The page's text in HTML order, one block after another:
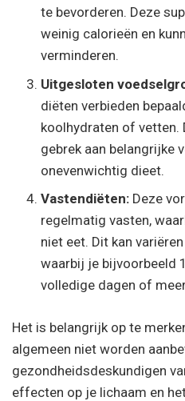
te bevorderen. Deze
weinig calorieën en
verminderen.
Uitgesloten
diëten verbieden
koolhydraten of vetten.
gebrek aan belangrijke
onevenwichtig dieet.
Vastendiëten: Deze
regelmatig vasten,
niet eet. Dit kan
waarbij je bijvoorbeeld
volledige dagen of
Het is belangrijk op te
algemeen niet worden
gezondheidsdeskundigen
effecten op je lichaam en